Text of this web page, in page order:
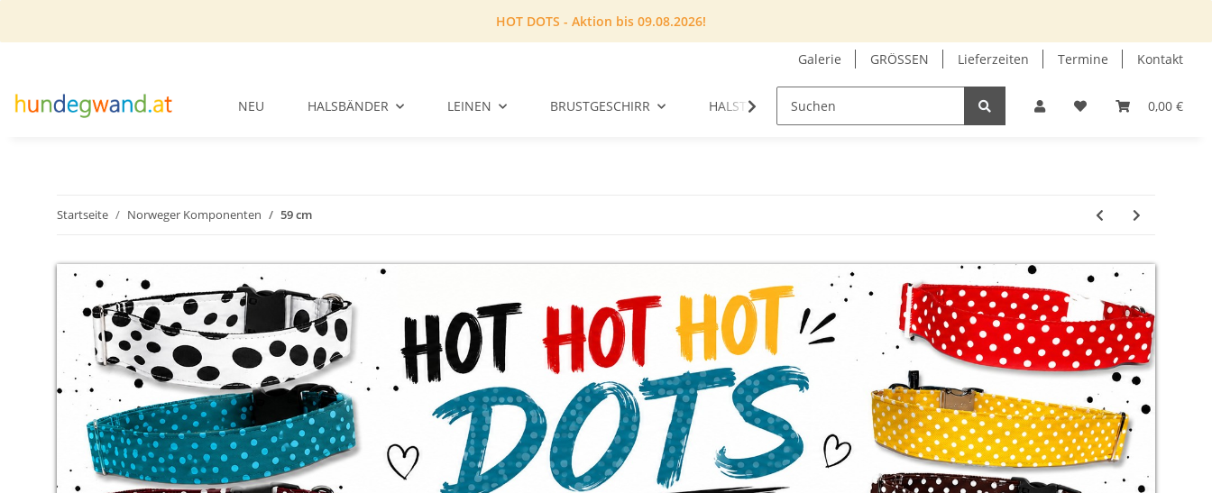
HOT DOTS - Aktion bis 09.08.2026!
Galerie GRÖSSEN Lieferzeiten Termine Kontakt
0,00 €
NEU HALSBÄNDER LEINEN BRUSTGESCHIRR HALSTUCH GUTSCHEIN INFOECKE
Startseite Norweger Komponenten 59 cm